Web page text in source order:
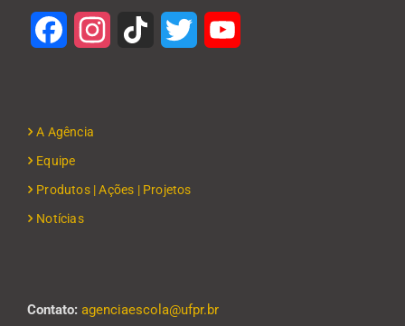
FacebookInstagramTikTok Twitter
A Agência
Equipe
Produtos | Ações | Projetos
Notícias
Contato: agenciaescola@ufpr.br